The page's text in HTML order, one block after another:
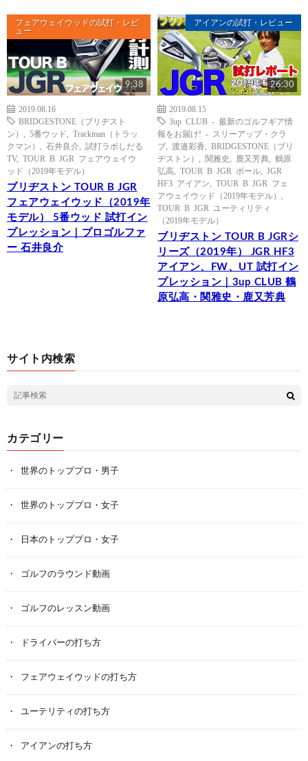
フェアウェイウッドの試打・レビ
ュー
9:38
2019.08.16
BRIDGESTONE（ブリヂスト
ン）
5番ウッド
Trackman（トラッ
クマン）
石井良介
試打ラボしだる
TV, TOUR B JGR フェアウェイウ
ッド（2019年モデル）
ブリヂストン TOUR B JGR
フェアウェイウッド（2019年
モデル） 5番ウッド 試打イン
プレッション｜プロゴルファ
ー 石井良介
アイアンの試打・レビュー
26:30
2019.08.15
3up CLUB - 最新のゴルフギア情
報をお届け! - スリーアップ・クラ
ブ
渡邉彩香
BRIDGESTONE（ブリ
ヂストン）
関雅史 鹿又芳典
鶴原
弘高
TOUR B JGR ボール
JGR
HF3 アイアン
TOUR B JGR フェ
アウェイウッド（2019年モデル）
TOUR B JGR ユーティリティ
（2019年モデル）
ブリヂストン TOUR B JGRシ
リーズ（2019年） JGR HF3
アイアン、FW、UT 試打イン
プレッション｜3up CLUB 鶴
原弘高・関雅史・鹿又芳典
サイト内検索
カテゴリー
世界のトッププロ・男子
世界のトッププロ・女子
日本のトッププロ・女子
ゴルフのラウンド動画
ゴルフのレッスン動画
ドライバーの打ち方
フェアウェイウッドの打ち方
ユーテリティの打ち方
アイアンの打ち方